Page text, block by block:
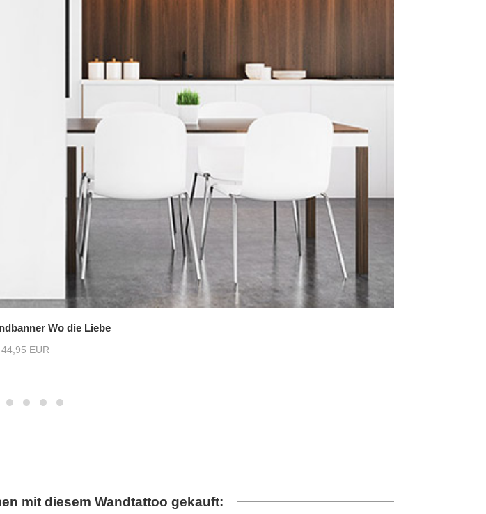
Wo die Liebe
EUR
mit diesem Wandtattoo gekauft: